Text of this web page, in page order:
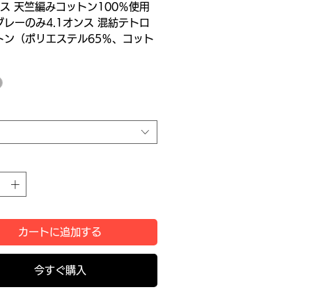
天竺編みコットン100％使用
レーのみ4.1オンス 混紡テトロ
ン（ポリエステル65％、コット
カートに追加する
今すぐ購入